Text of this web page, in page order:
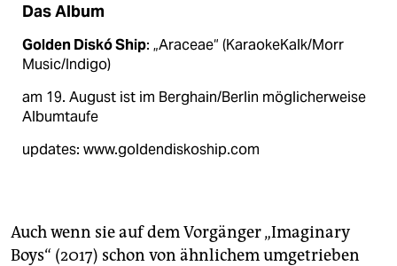
Das Album
Golden Diskó Ship: „Araceae“ (KaraokeKalk/Morr
Music/Indigo)
am 19. August ist im Berghain/Berlin möglicherweise
Albumtaufe
updates: www.goldendiskoship.com
Auch wenn sie auf dem Vorgänger „Imaginary
Boys“ (2017) schon von ähnlichem umgetrieben